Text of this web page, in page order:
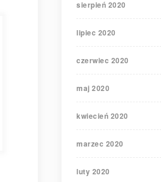
sierpień 2020
lipiec 2020
czerwiec 2020
maj 2020
kwiecień 2020
marzec 2020
luty 2020